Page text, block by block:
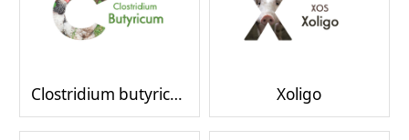
Clostridium butyricum Xoligo